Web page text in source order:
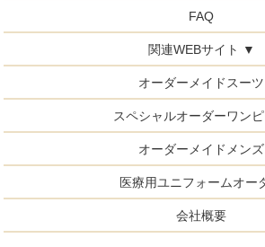
FAQ
関連WEBサイト ▼
オーダーメイドスーツ
スペシャルオーダーワン
オーダーメイドメンズ
医療用ユニフォームオー
会社概要